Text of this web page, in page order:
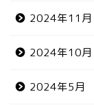
2024年11月
2024年10月
2024年5月